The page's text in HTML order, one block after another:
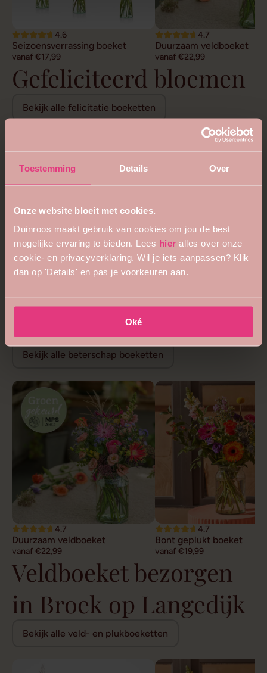
Toestemming Details Over
Onze website bloeit met cookies.
Duinroos maakt gebruik van cookies om jou de best
mogelijke ervaring te bieden. Lees hier alles over onze
cookie- en privacyverklaring. Wil je iets aanpassen? Klik
dan op 'Details' en pas je voorkeuren aan.
Oké
4.6
Seizoensverrassing boeket
vanaf €17,99
4.7
Duurzaam veldboeket
vanaf €22,99
Gefeliciteerd bloemen
Bekijk alle felicitatie boeketten
vanaf €68,99 vanaf €26,99
Beterschap bloemen
Bekijk alle beterschap boeketten
4.7
Duurzaam veldboeket
vanaf €22,99
4.7
Bont geplukt boeket
vanaf €19,99
Veldboeket bezorgen
in Broek op Langedijk
Bekijk alle veld- en plukboeketten